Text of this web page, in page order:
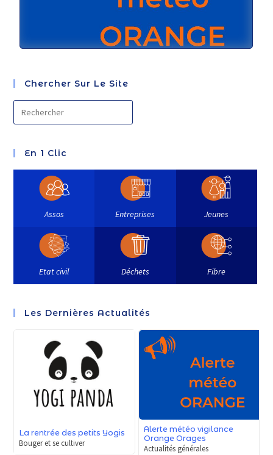
Chercher Sur Le Site
En 1 Clic
Assos Entreprises Jeunes
Etat civil Déchets Fibre
Les Dernières Actualités
La rentrée des petits Yogis
Bouger et se cultiver
Alerte météo vigilance
Orange Orages
Actualités générales